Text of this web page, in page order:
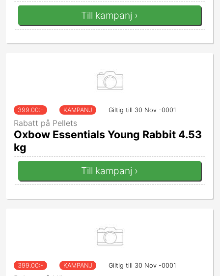
Till kampanj ›
399.00:- KAMPANJ Giltig till 30 Nov -0001
Rabatt på Pellets
Oxbow Essentials Young Rabbit 4.53
kg
Till kampanj ›
399.00:- KAMPANJ Giltig till 30 Nov -0001